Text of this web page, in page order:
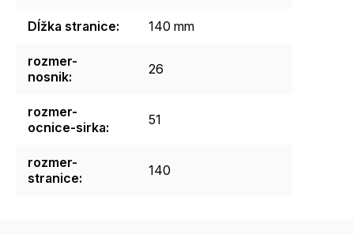
Dĺžka stranice: 140 mm
rozmer-
nosnik: 26
rozmer-
ocnice-sirka: 51
rozmer-
stranice: 140